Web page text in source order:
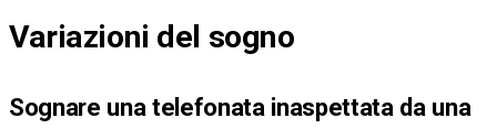
Variazioni del sogno
Sognare una telefonata inaspettata da una